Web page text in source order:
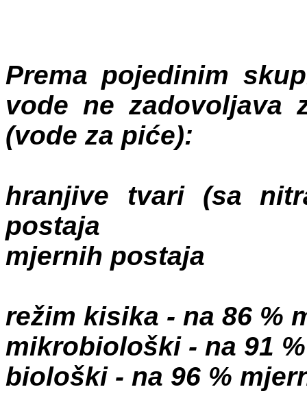
Prema pojedinim
vode ne zadovoljava
(vode za piće):
hranjive tvari (sa
postaja
mjernih postaja
režim kisika - na 86 %
mikrobiološki - na 91
biološki - na 96 %